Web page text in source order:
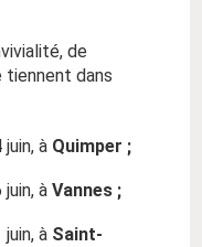
de
tiennent dans
à Quimper ;
à Vannes ;
à Saint-